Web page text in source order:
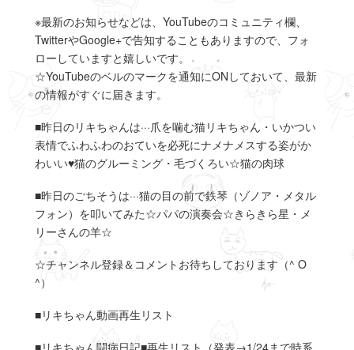
※最新のお知らせなどは、YouTubeのコミュニティ欄、
TwitterやGoogle+で告知することもありますので、フォ
ローしていますと嬉しいです。
☆YouTubeのベルのマークを通知にONしておいて、最新
の情報がすぐに届きます。
■昨日のリキちゃんは···爪を噛む猫リキちゃん・いかつい
表情でふわふわのおていを必死にナメナメスする姿がか
わいい♥猫のグルーミング・毛づくろい☆猫の肉球
■昨日のごちそうは···猫の目の前で鉄琴（ゾノア・メタル
フォン）を叩いてみた☆パパの演奏会☆きらきら星・メ
リーさんの羊☆
☆チャンネル登録＆コメントお待ちしております（^ O
^）
■リキちゃん動画再生リスト
■リキちゃん闘病日記■再生リスト（発表→1/24まで時系